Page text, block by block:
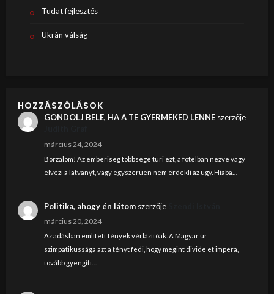
Tudat fejlesztés
Ukrán válság
HOZZÁSZÓLÁSOK
GONDOLJ BELE, HA A TE GYERMEKED LENNEszerzője
március 24, 2024
Borzalom! Az emberiseg tobbsege turi ezt, a fotelban nezve vagy
elvezi a latvanyt, vagy egyszeruen nem erdekli az ugy. Hiaba…
Politika, ahogy én látomszerzője
március 20, 2024
Az adásban említett tények vérlázítóak. A Magyar úr
szimpatikussága azt a tényt fedi, hogy megint divide et impera,
tovább gyengíti…